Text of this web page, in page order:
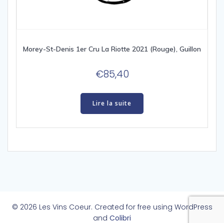
Morey-St-Denis 1er Cru La Riotte 2021 (Rouge), Guillon
€85,40
Lire la suite
© 2026 Les Vins Coeur. Created for free using WordPress
and Colibri